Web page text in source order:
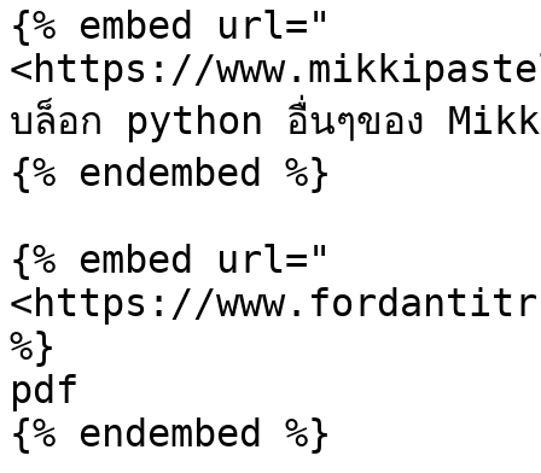
{% embed url="
<https://
บล็อก python อื่นๆของ
{% endembed %}
{% embed url="
<https://
%}
pdf